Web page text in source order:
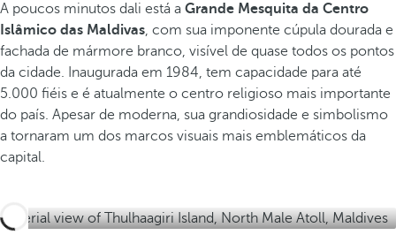
A poucos minutos dali está a Grande Mesquita da Centro
Islâmico das Maldivas, com sua imponente cúpula dourada e
fachada de mármore branco, visível de quase todos os pontos
da cidade. Inaugurada em 1984, tem capacidade para até
5.000 fiéis e é atualmente o centro religioso mais importante
do país. Apesar de moderna, sua grandiosidade e simbolismo
a tornaram um dos marcos visuais mais emblemáticos da
capital.
n
o
Í
n
d
i
c
o